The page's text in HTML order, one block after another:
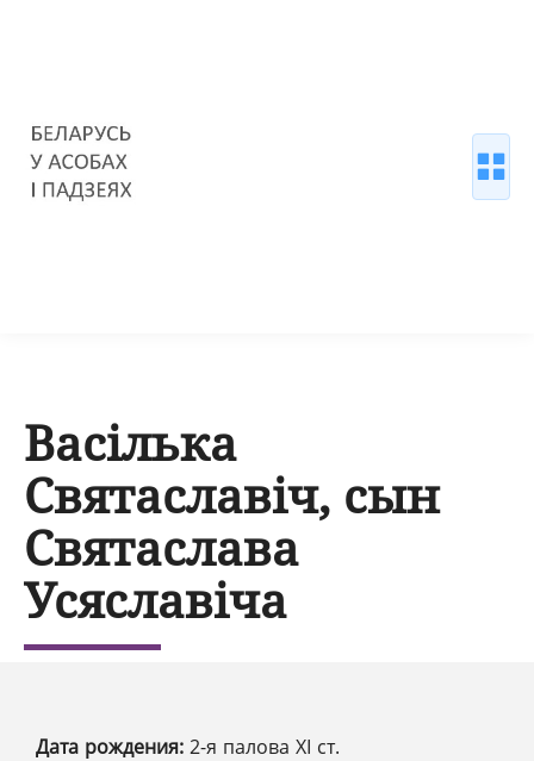
Васілька
Святаславіч, сын
Святаслава
Усяславіча
Дата рождения: 2-я палова XІ ст.